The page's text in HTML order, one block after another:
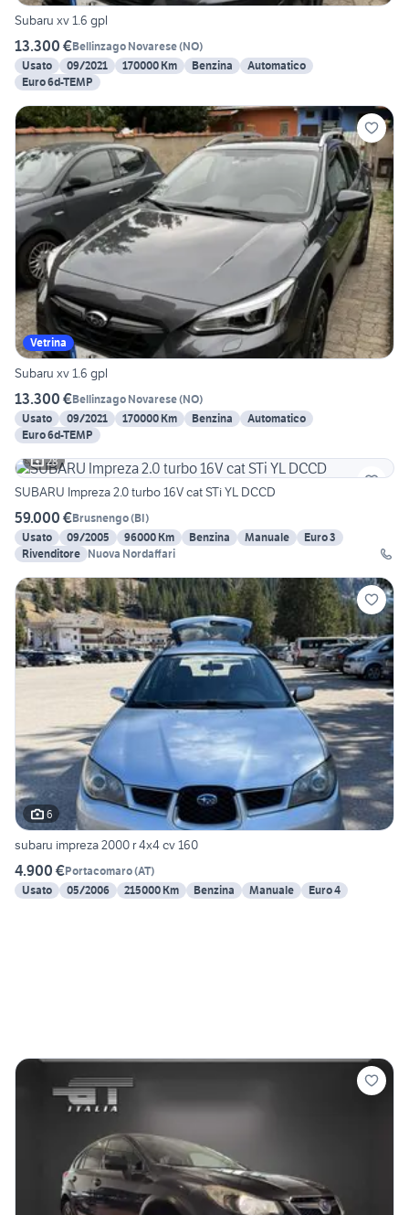
Subaru xv 1.6 gpl
13.300 €Bellinzago Novarese(NO)
Usato
09/2021 170000 Km Benzina
Automatico
Euro 6d-TEMP
Vetrina
Subaru xv 1.6 gpl
13.300 €Bellinzago Novarese(NO)
Usato
09/2021 170000 Km Benzina
Automatico
Euro 6d-TEMP
28
SUBARU Impreza 2.0 turbo 16V cat STi YL DCCD
59.000 €Brusnengo(BI)
Usato
09/2005 96000 Km Benzina Manuale
Euro 3
Rivenditore Nuova Nordaffari
6
subaru impreza 2000 r 4x4 cv 160
4.900 €Portacomaro(AT)
Usato
05/2006 215000 Km Benzina Manuale Euro 4